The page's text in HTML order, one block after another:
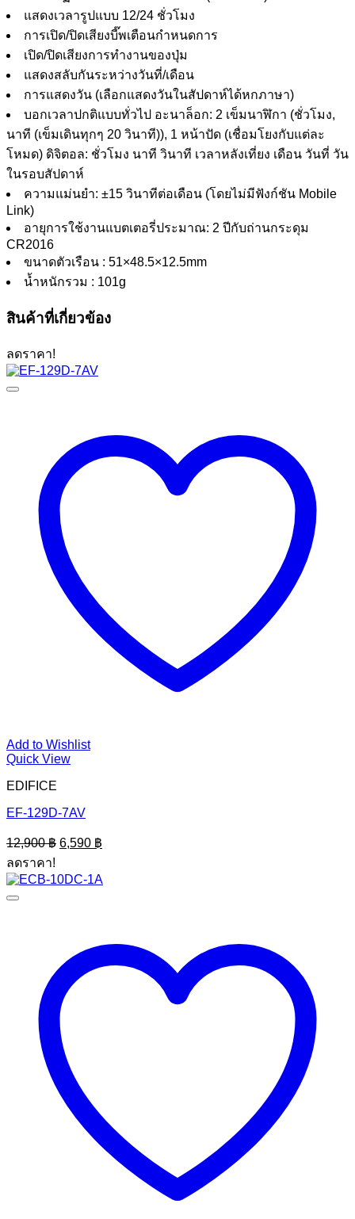
แสดงเวลารูปแบบ 12/24 ชั่วโมง
การเปิด/ปิดเสียงบี๊พเตือนกำหนดการ
เปิด/ปิดเสียงการทำงานของปุ่ม
แสดงสลับกันระหว่างวันที่/เดือน
การแสดงวัน (เลือกแสดงวันในสัปดาห์ได้หกภาษา)
บอกเวลาปกติแบบทั่วไป อะนาล็อก: 2 เข็มนาฬิกา (ชั่วโมง,
นาที (เข็มเดินทุกๆ 20 วินาที)), 1 หน้าปัด (เชื่อมโยงกับแต่ละ
โหมด) ดิจิตอล: ชั่วโมง นาที วินาที เวลาหลังเที่ยง เดือน วันที่ วัน
ในรอบสัปดาห์
ความแม่นยำ: ±15 วินาทีต่อเดือน (โดยไม่มีฟังก์ชัน Mobile
Link)
อายุการใช้งานแบตเตอรี่ประมาณ: 2 ปีกับถ่านกระดุม
CR2016
ขนาดตัวเรือน : 51×48.5×12.5mm
น้ำหนักรวม : 101g
สินค้าที่เกี่ยวข้อง
ลดราคา!
Add to Wishlist
Quick View
EDIFICE
EF-129D-7AV
12,900฿ Original
price
12,900 ฿.
6,590 ฿
price
6,590 ฿.
ลดราคา!